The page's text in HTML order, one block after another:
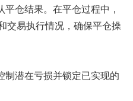
仓结果。在平仓过程中，
交易执行情况，确保平仓操
制潜在亏损并锁定已实现的